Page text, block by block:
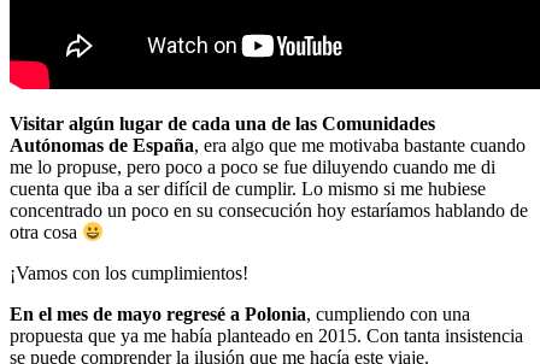
Visitar algún lugar de cada una de las Comunidades
Autónomas de España, era algo que me motivaba bastante cuando
me lo propuse, pero poco a poco se fue diluyendo cuando me di
cuenta que iba a ser difícil de cumplir. Lo mismo si me hubiese
concentrado un poco en su consecución hoy estaríamos hablando de
otra cosa
¡Vamos con los cumplimientos!
En el mes de mayo regresé a Polonia, cumpliendo con una
propuesta que ya me había planteado en 2015. Con tanta insistencia
se puede comprender la ilusión que me hacía este viaje.